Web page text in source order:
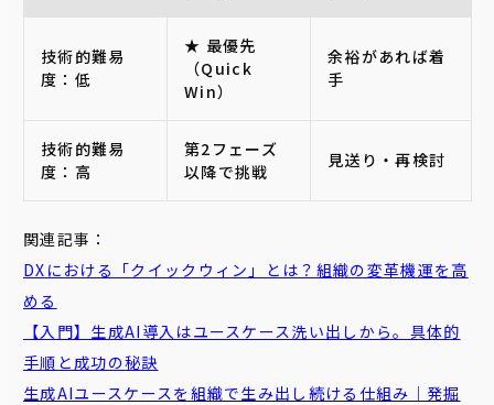
技術的難易
度：低
★ 最優先
（Quick
Win）
余裕があれば着
手
技術的難易
度：高
第2フェーズ
以降で挑戦
見送り・再検討
関連記事：
DXにおける「クイックウィン」とは？組織の変革機運を高
める
【入門】生成AI導入はユースケース洗い出しから。具体的
手順と成功の秘訣
生成AIユースケースを組織で生み出し続ける仕組み｜発掘